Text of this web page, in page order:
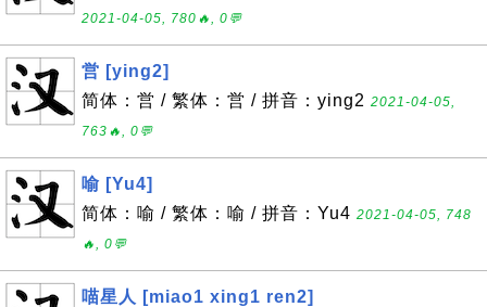
2021-04-05, 780🔥, 0💬
営 [ying2]
简体：営 / 繁体：営 / 拼音：ying2 2021-04-05,
763🔥, 0💬
喻 [Yu4]
简体：喻 / 繁体：喻 / 拼音：Yu4 2021-04-05, 748
🔥, 0💬
喵星人 [miao1 xing1 ren2]